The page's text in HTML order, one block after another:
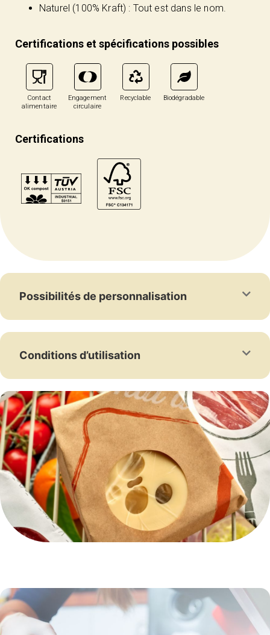
Naturel (100% Kraft) : Tout est dans le nom.
Certifications et spécifications possibles
Contact
alimentaire
Engagement
circulaire
Recyclable Biodégradable
Certifications
Possibilités de personnalisation
Conditions d’utilisation